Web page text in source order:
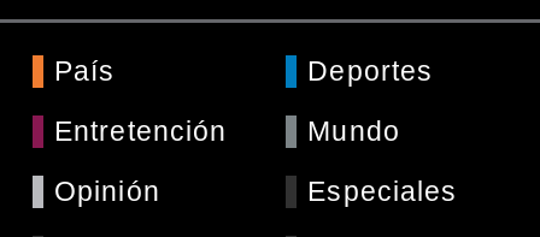
País
Deportes
Entretención
Mundo
Opinión
Especiales